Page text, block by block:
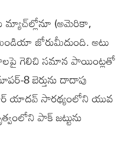
మ్యాచ్‌ల్లోనూ (అమెరికా,
జోరుమీదుంది. అటు
గెలిచి సమాన పాయింట్లతో
8 బెర్తును దాదాపు
యాదవ్ సారథ్యంలోని యువ
పాక్ జట్టును